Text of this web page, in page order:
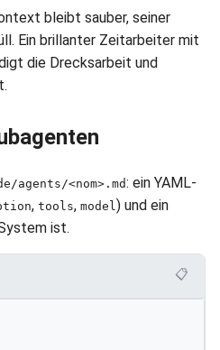
bleibt sauber, seiner
Ein brillanter Zeitarbeiter mit
die Drecksarbeit und
agents/<nom>.md: ein YAML-
, tools, model ) und ein
ist.
📋